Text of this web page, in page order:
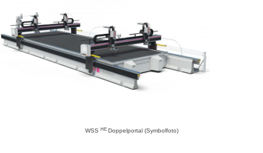
WSS HE Doppelportal (Symbolfoto)